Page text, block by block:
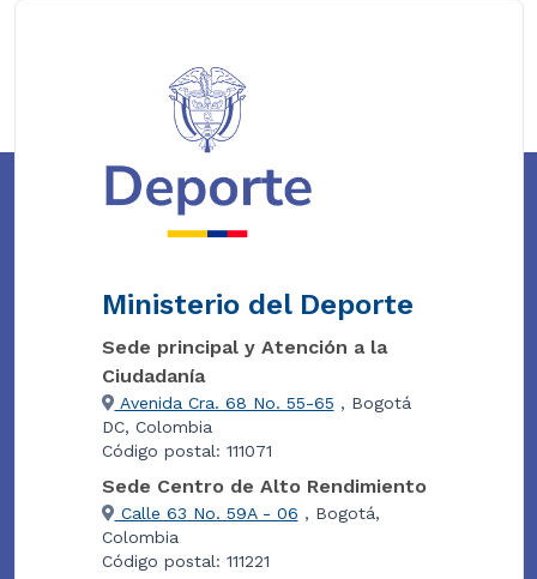
Ministerio del Deporte
Sede principal y Atención a la
Ciudadanía
Avenida Cra. 68 No. 55-65 , Bogotá
DC, Colombia
Código postal: 111071
Sede Centro de Alto Rendimiento
Calle 63 No. 59A - 06 , Bogotá,
Colombia
Código postal: 111221